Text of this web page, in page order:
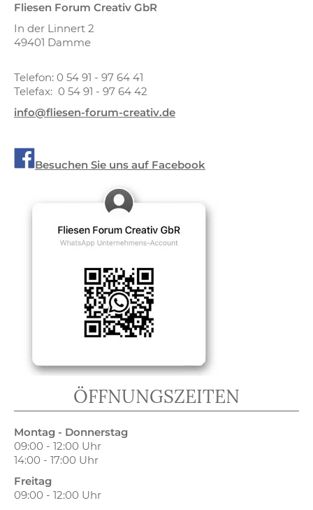
Fliesen Forum Creativ GbR
In der Linnert 2
49401 Damme
Telefon: 0 54 91 - 97 64 41
Telefax: 0 54 91 - 97 64 42
info@fliesen-forum-creativ.de
Besuchen Sie uns auf Facebook
ÖFFNUNGSZEITEN
Montag - Donnerstag
09:00 - 12:00 Uhr
14:00 - 17:00 Uhr
Freitag
09:00 - 12:00 Uhr